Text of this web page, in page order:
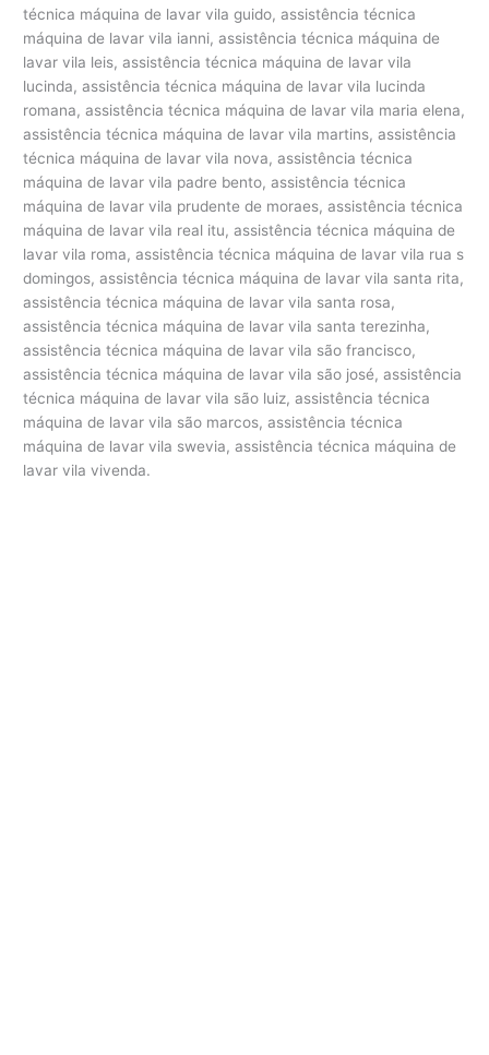
técnica máquina de lavar vila guido, assistência técnica
máquina de lavar vila ianni, assistência técnica máquina de
lavar vila leis, assistência técnica máquina de lavar vila
lucinda, assistência técnica máquina de lavar vila lucinda
romana, assistência técnica máquina de lavar vila maria elena,
assistência técnica máquina de lavar vila martins, assistência
técnica máquina de lavar vila nova, assistência técnica
máquina de lavar vila padre bento, assistência técnica
máquina de lavar vila prudente de moraes, assistência técnica
máquina de lavar vila real itu, assistência técnica máquina de
lavar vila roma, assistência técnica máquina de lavar vila rua s
domingos, assistência técnica máquina de lavar vila santa rita,
assistência técnica máquina de lavar vila santa rosa,
assistência técnica máquina de lavar vila santa terezinha,
assistência técnica máquina de lavar vila são francisco,
assistência técnica máquina de lavar vila são josé, assistência
técnica máquina de lavar vila são luiz, assistência técnica
máquina de lavar vila são marcos, assistência técnica
máquina de lavar vila swevia, assistência técnica máquina de
lavar vila vivenda.